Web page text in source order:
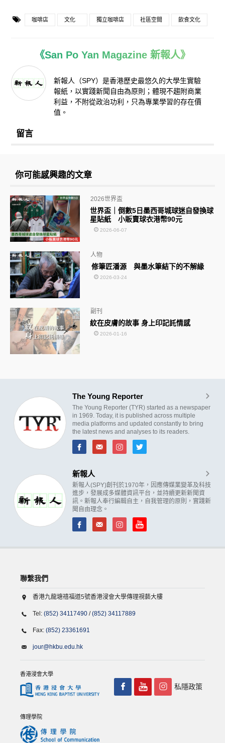
咖啡店 文化 獨立咖啡店 社區空間 飲食文化
《San Po Yan Magazine 新報人》
新報人（SPY）是香港歷史最悠久的大學生實驗
報紙，以實踐新聞自由為原則；體現不趨附商業
利益，不附從政治功利，只為專業學習的存在價
值。
留言
你可能感興趣的文章
世界盃｜倒數5日墨西哥城球迷自發換球
星貼紙 小販賣球衣港幣90元
2026世界盃
2026-06-07
修筆匠潘源 與墨水筆結下的不解緣
人物
2026-03-24
紋在皮膚的故事 身上印記託情感
副刊
2026-01-16
The Young Reporter
The Young Reporter (TYR) started as a newspaper
in 1969. Today, it is published across multiple
media platforms and updated constantly to bring
the latest news and analyses to its readers.
新報人
新報人(SPY)創刊於1970年，因應傳媒業變革及科技
進步，發展成多媒體資訊平台，並持續更新新聞資
訊。新報人奉行編輯自主，自我管理的原則，實踐新
聞自由理念。
聯繫我們
香港九龍塘禧福道5號香港浸會大學傳理視藝大樓
Tel: (852) 34117490 /(852) 34117889
Fax: (852) 23361691
jour@hkbu.edu.hk
香港浸會大學
傳理學院
私隱政策